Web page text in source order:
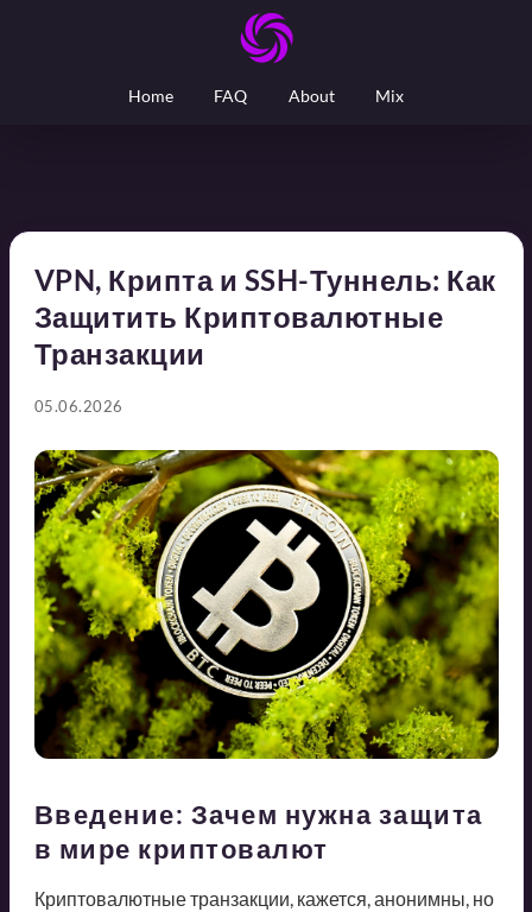
Home FAQ About Mix
VPN, Крипта и SSH-Туннель: Как
Защитить Криптовалютные
Транзакции
05.06.2026
Введение: Зачем нужна защита
в мире криптовалют
Криптовалютные транзакции, кажется, анонимны, но